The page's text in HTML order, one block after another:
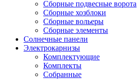
Сборные подвесные ворота
Сборные хозблоки
Сборные вольеры
Сборные элементы
Солнечные панели
Электрокарнизы
Комплектующие
Комплекты
Собранные